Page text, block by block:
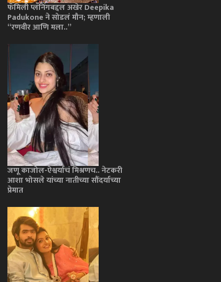
फॅमिली प्लॅनिंगबद्दल अखेर Deepika
Padukone ने सोडलं मौन; म्हणाली
“रणवीर आणि मला..”
जणू काजोल-ऐश्वर्याचं मिश्रणच.. नेटकरी
आशा भोसले यांच्या नातीच्या सौंदर्याच्या
प्रेमात